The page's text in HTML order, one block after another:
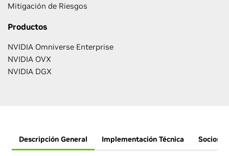
Mitigación de Riesgos
Productos
NVIDIA Omniverse Enterprise
NVIDIA OVX
NVIDIA DGX
Descripción General Implementación Técnica Socios